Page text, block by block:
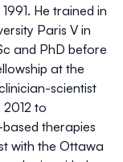
He trained in
Paris V in
and PhD before
at the
scientist
to
therapies
with the Ottawa